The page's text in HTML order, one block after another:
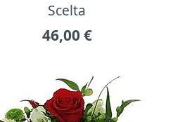
Scelta
46,00 €